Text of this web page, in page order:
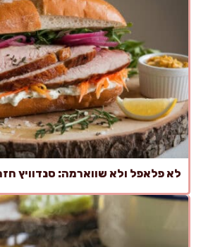
לא פלאפל ולא שווארמה: סנדוויץ